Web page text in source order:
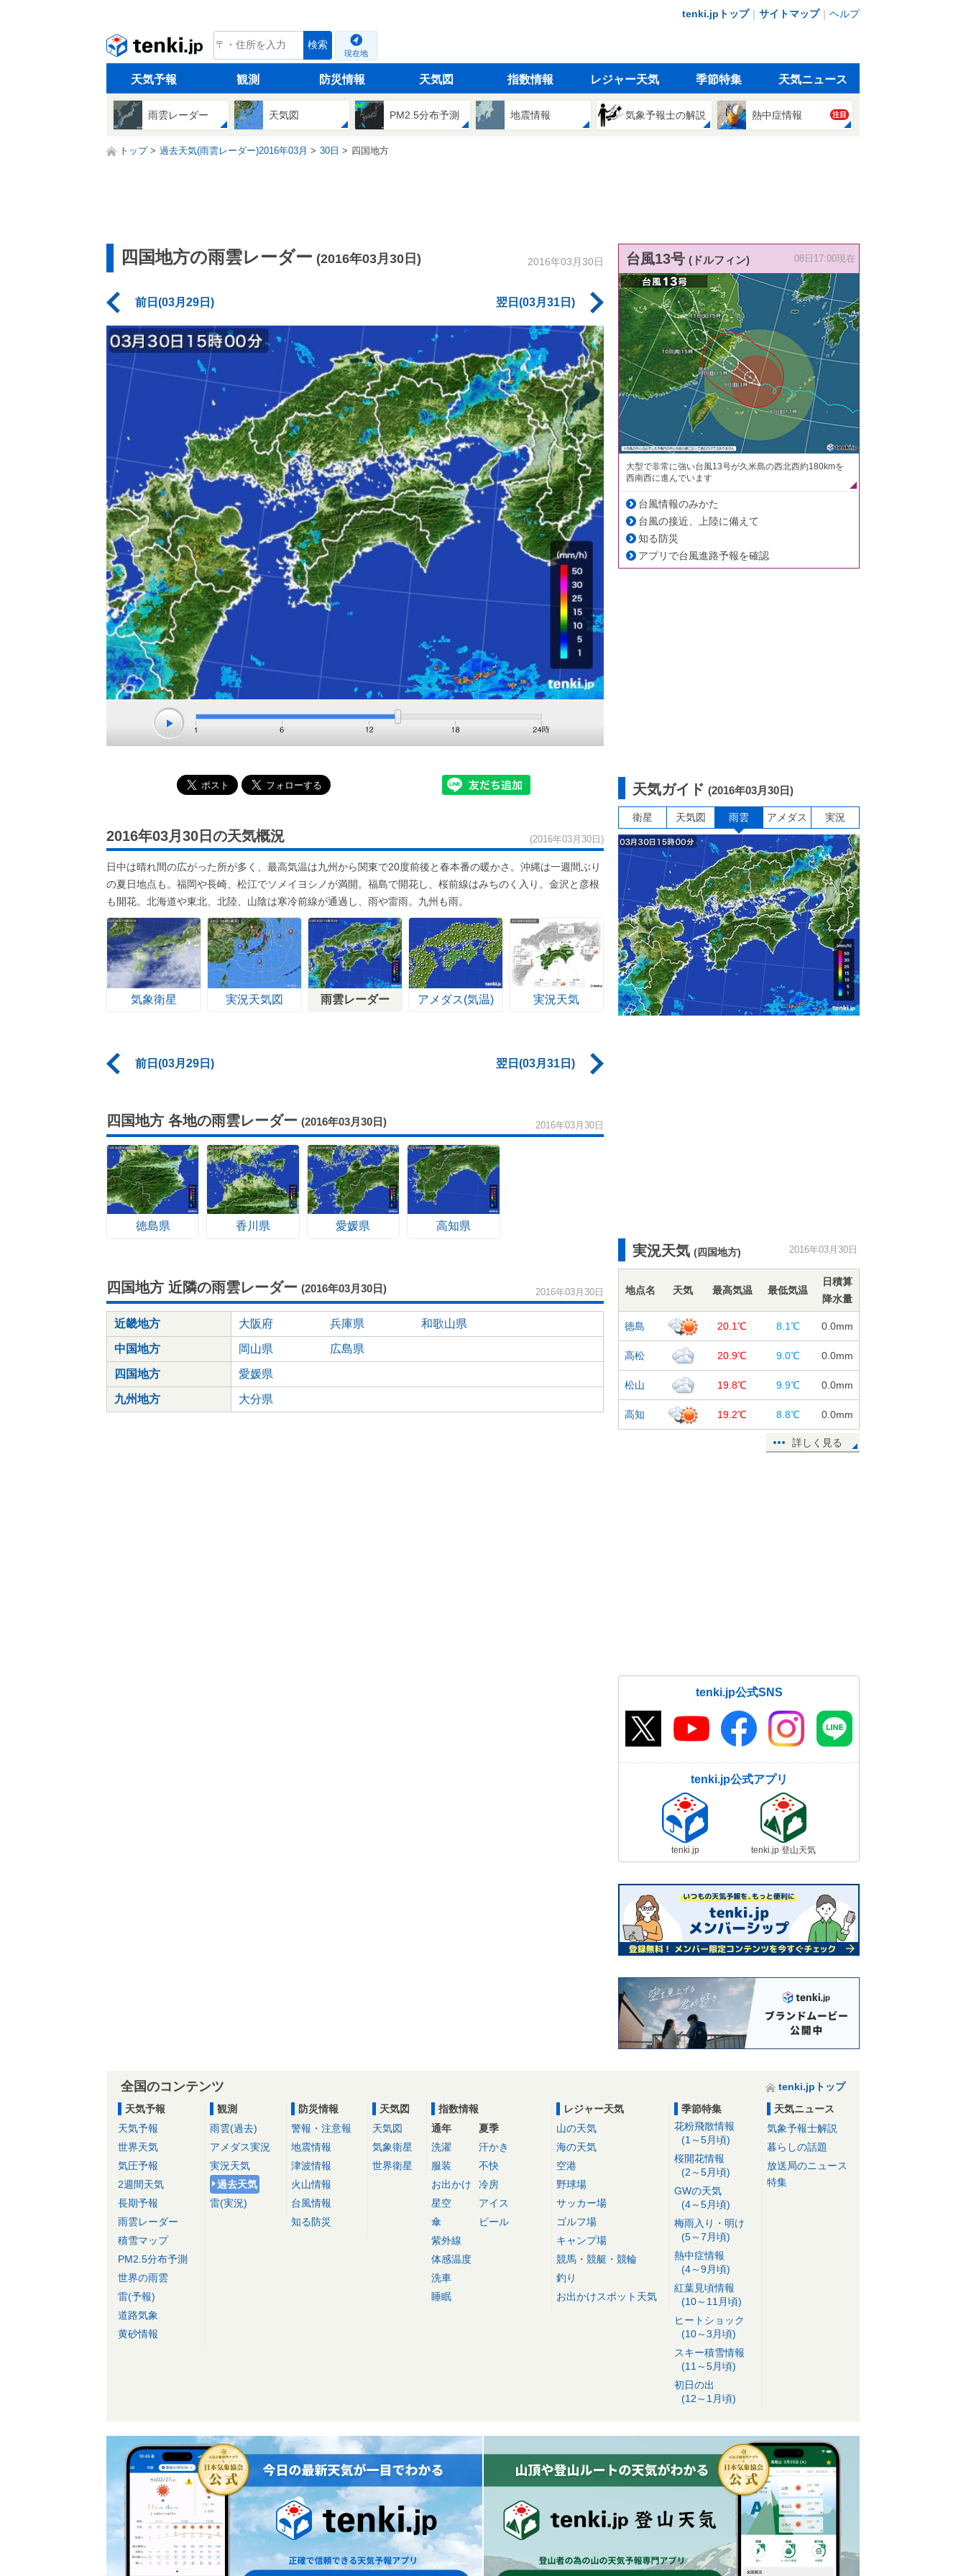
tenki.jpトップ｜ サイトマップ｜ ヘルプ
tenki.jp 検索
現在地
天気予報 観測 防災情報 天気図 指数情報 レジャー天気 季節特集 天気ニュース
雨雲レーダー 天気図 PM2.5分布予測 地震情報 気象予報士の解説 熱中症情報 注目
トップ 過去天気(雨雲レーダー)2016年03月 30日 四国地方
四国地方の雨雲レーダー (2016年03月30日) 2016年03月30日
前日(03月29日) 翌日(03月31日)
2016年03月30日の天気概況 (2016年03月30日)
日中は晴れ間の広がった所が多く、最高気温は九州から関東で20度前後と春本番の暖かさ。沖縄は一週間ぶり
の夏日地点も。福岡や長崎、松江でソメイヨシノが満開。福島で開花し、桜前線はみちのく入り。金沢と彦根
も開花。北海道や東北、北陸、山陰は寒冷前線が通過し、雨や雷雨。九州も雨。
気象衛星 実況天気図 雨雲レーダー アメダス(気温) 実況天気
前日(03月29日) 翌日(03月31日)
四国地方 各地の雨雲レーダー (2016年03月30日) 2016年03月30日
徳島県 香川県 愛媛県 高知県
四国地方 近隣の雨雲レーダー (2016年03月30日) 2016年03月30日
近畿地方 大阪府 兵庫県 和歌山県
中国地方 岡山県 広島県
四国地方 愛媛県
九州地方 大分県
台風13号 (ドルフィン) 08日17:00現在
大型で非常に強い台風13号が久米島の西北西約180kmを
西南西に進んでいます
台風情報のみかた
台風の接近、上陸に備えて
知る防災
アプリで台風進路予報を確認
天気ガイド (2016年03月30日)
衛星 天気図 雨雲 アメダス 実況
実況天気 (四国地方) 2016年03月30日
地点名 天気 最高気温 最低気温
日積算
降水量
徳島 20.1℃ 8.1℃ 0.0mm
高松 20.9℃ 9.0℃ 0.0mm
松山 19.8℃ 9.9℃ 0.0mm
高知 19.2℃ 8.8℃ 0.0mm
詳しく見る
tenki.jp公式SNS
tenki.jp公式アプリ
tenki.jp tenki.jp 登山天気
全国のコンテンツ
tenki.jpトップ
天気予報
天気予報
世界天気
気圧予報
2週間天気
長期予報
雨雲レーダー
積雪マップ
PM2.5分布予測
世界の雨雲
雷(予報)
道路気象
黄砂情報
観測
雨雲(過去)
アメダス実況
実況天気
過去天気
雷(実況)
防災情報
警報・注意報
地震情報
津波情報
火山情報
台風情報
知る防災
天気図
天気図
気象衛星
世界衛星
指数情報
通年
洗濯
服装
お出かけ
星空
傘
紫外線
体感温度
洗車
睡眠
夏季
汗かき
不快
冷房
アイス
ビール
レジャー天気
山の天気
海の天気
空港
野球場
サッカー場
ゴルフ場
キャンプ場
競馬・競艇・競輪
釣り
お出かけスポット天気
季節特集
花粉飛散情報
(1～5月頃)
桜開花情報
(2～5月頃)
GWの天気
(4～5月頃)
梅雨入り・明け
(5～7月頃)
熱中症情報
(4～9月頃)
紅葉見頃情報
(10～11月頃)
ヒートショック
(10～3月頃)
スキー積雪情報
(11～5月頃)
初日の出
(12～1月頃)
天気ニュース
気象予報士解説
暮らしの話題
放送局のニュース
特集